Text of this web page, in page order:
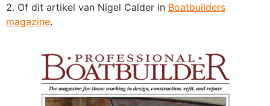
2. Of dit artikel van Nigel Calder in Boatbuilders
magazine.